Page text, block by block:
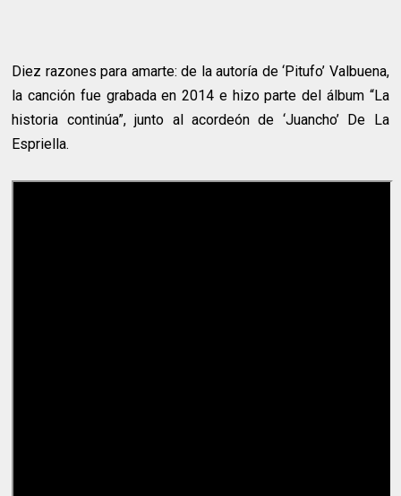
Diez razones para amarte: de la autoría de ‘Pitufo’ Valbuena,
la canción fue grabada en 2014 e hizo parte del álbum “La
historia continúa”, junto al acordeón de ‘Juancho’ De La
Espriella.